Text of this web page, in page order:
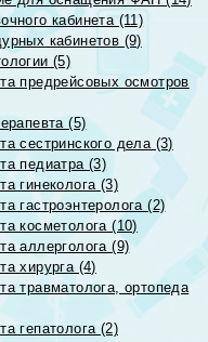
кабинета (11)
кабинетов (9)
(5)
предрейсовых осмотров
(5)
сестринского дела (3)
педиатра (3)
гинеколога (3)
гастроэнтеролога (2)
косметолога (10)
аллерголога (9)
хирурга (4)
травматолога, ортопеда
гепатолога (2)